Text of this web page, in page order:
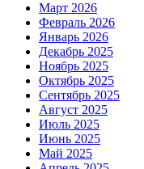
Март 2026
Февраль 2026
Январь 2026
Декабрь 2025
Ноябрь 2025
Октябрь 2025
Сентябрь 2025
Август 2025
Июль 2025
Июнь 2025
Май 2025